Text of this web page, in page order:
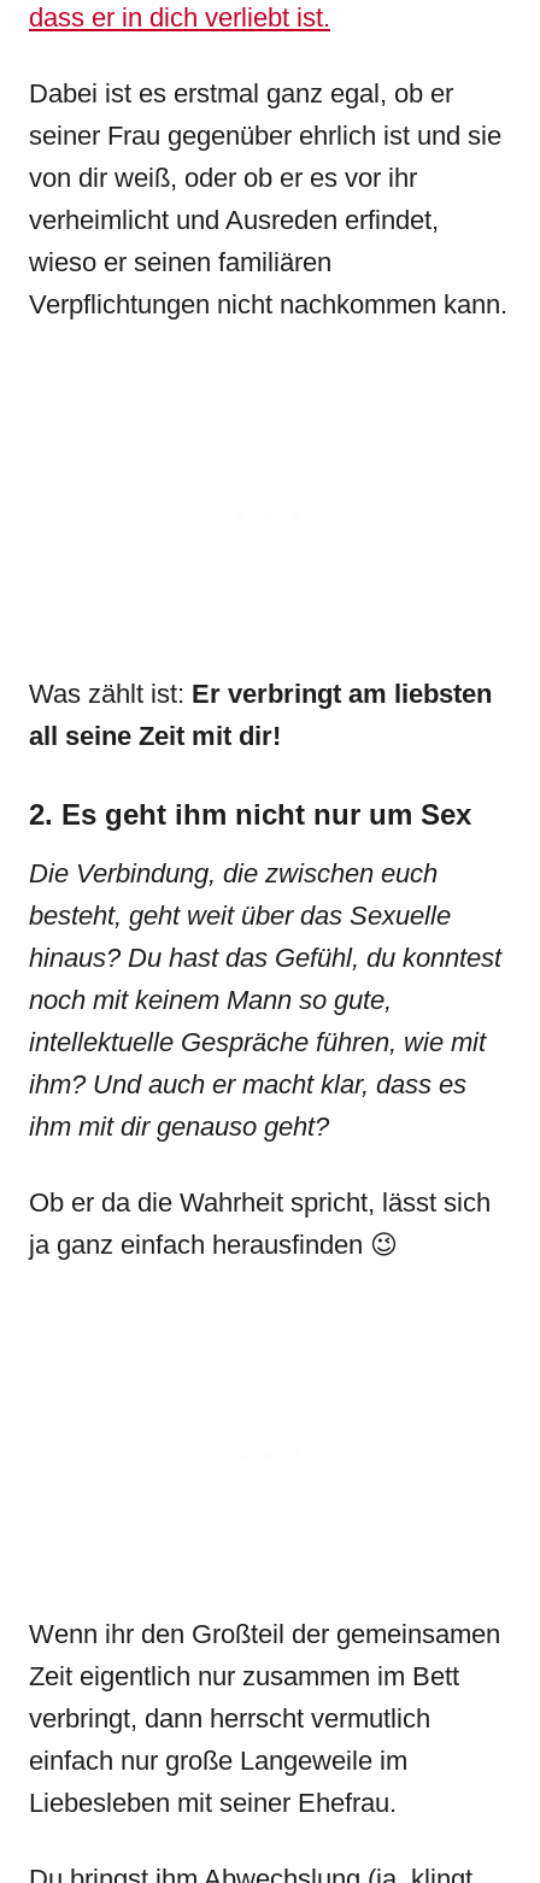
dass er in dich verliebt ist.
Dabei ist es erstmal ganz egal, ob er
seiner Frau gegenüber ehrlich ist und sie
von dir weiß, oder ob er es vor ihr
verheimlicht und Ausreden erfindet,
wieso er seinen familiären
Verpflichtungen nicht nachkommen kann.
Was zählt ist: Er verbringt am liebsten
all seine Zeit mit dir!
2. Es geht ihm nicht nur um Sex
Die Verbindung, die zwischen euch
besteht, geht weit über das Sexuelle
hinaus? Du hast das Gefühl, du konntest
noch mit keinem Mann so gute,
intellektuelle Gespräche führen, wie mit
ihm? Und auch er macht klar, dass es
ihm mit dir genauso geht?
Ob er da die Wahrheit spricht, lässt sich
ja ganz einfach herausfinden 😉
Wenn ihr den Großteil der gemeinsamen
Zeit eigentlich nur zusammen im Bett
verbringt, dann herrscht vermutlich
einfach nur große Langeweile im
Liebesleben mit seiner Ehefrau.